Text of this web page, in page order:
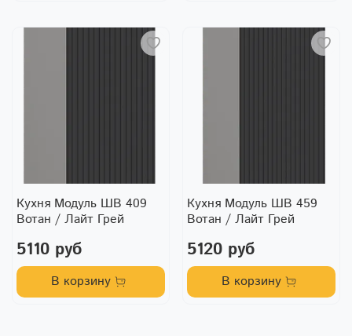
Кухня Модуль ШВ 409
Вотан / Лайт Грей
5110 руб
В корзину
Кухня Модуль ШВ 459
Вотан / Лайт Грей
5120 руб
В корзину